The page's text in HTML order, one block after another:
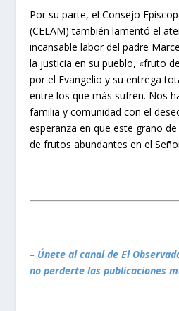
Por su parte, el Consejo
(CELAM) también lamentó el
incansable labor del padre
la justicia en su pueblo, «fruto
por el Evangelio y su entrega
entre los que más sufren. Nos
familia y comunidad con el
esperanza en que este grano
de frutos abundantes en el
– Únete al canal de El
no perderte las publicaciones